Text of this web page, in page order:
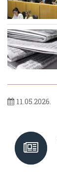
11.05.2026.